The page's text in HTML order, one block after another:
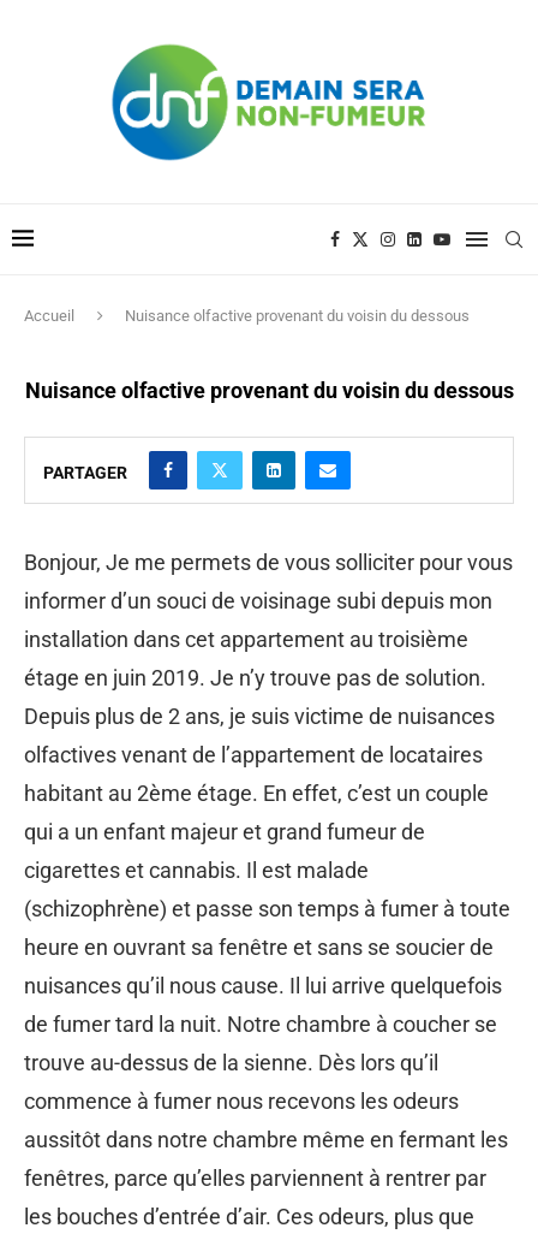
Accueil Nuisance olfactive provenant du voisin du dessous
Nuisance olfactive provenant du voisin du dessous
PARTAGER
Bonjour, Je me permets de vous solliciter pour vous
informer d’un souci de voisinage subi depuis mon
installation dans cet appartement au troisième
étage en juin 2019. Je n’y trouve pas de solution.
Depuis plus de 2 ans, je suis victime de nuisances
olfactives venant de l’appartement de locataires
habitant au 2ème étage. En effet, c’est un couple
qui a un enfant majeur et grand fumeur de
cigarettes et cannabis. Il est malade
(schizophrène) et passe son temps à fumer à toute
heure en ouvrant sa fenêtre et sans se soucier de
nuisances qu’il nous cause. Il lui arrive quelquefois
de fumer tard la nuit. Notre chambre à coucher se
trouve au-dessus de la sienne. Dès lors qu’il
commence à fumer nous recevons les odeurs
aussitôt dans notre chambre même en fermant les
fenêtres, parce qu’elles parviennent à rentrer par
les bouches d’entrée d’air. Ces odeurs, plus que